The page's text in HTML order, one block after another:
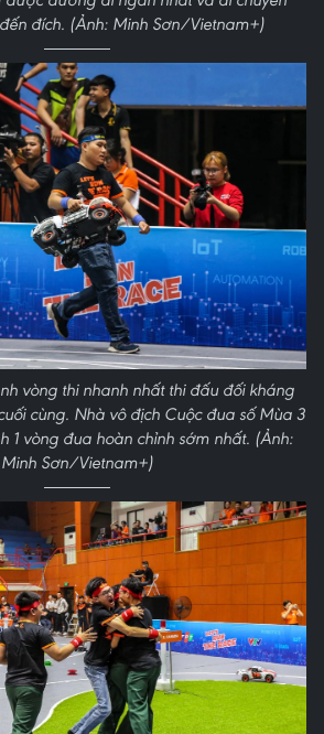
đích. (Ảnh: Minh Sơn/Vietnam+)
vòng thi nhanh nhất thi đấu đối kháng
cùng. Nhà vô địch Cuộc đua số Mùa 3
1 vòng đua hoàn chỉnh sớm nhất. (Ảnh:
Minh Sơn/Vietnam+)